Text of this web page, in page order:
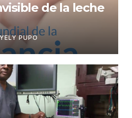
de la leche
PUPO